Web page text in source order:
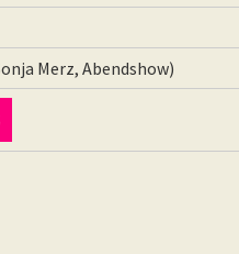
Merz, Abendshow)